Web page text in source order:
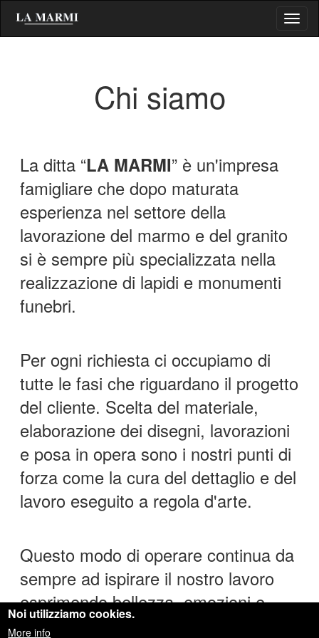
contenuto
Chi siamo
La ditta “LA MARMI” è un'impresa
famigliare che dopo maturata
esperienza nel settore della
lavorazione del marmo e del granito
si è sempre più specializzata nella
realizzazione di lapidi e monumenti
funebri.
Per ogni richiesta ci occupiamo di
tutte le fasi che riguardano il progetto
del cliente. Scelta del materiale,
elaborazione dei disegni, lavorazioni
e posa in opera sono i nostri punti di
forza come la cura del dettaglio e del
lavoro eseguito a regola d'arte.
Questo modo di operare continua da
sempre ad ispirare il nostro lavoro
esprimendo bellezza, emozioni e
valori che rendono uniche le nostre
Noi utilizziamo cookies.
More info